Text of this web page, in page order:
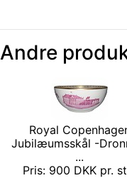
Andre
Royal
Jubilæumsskål -
...
Pris: 900 DKK pr.